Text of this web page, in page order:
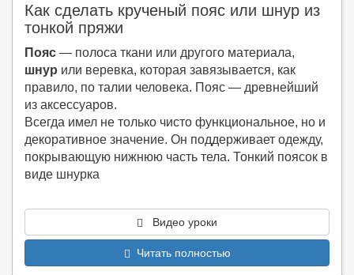
Как сделать крученый пояс или шнур из
тонкой пряжи
Пояс — полоса ткани или другого материала,
шнур или веревка, которая завязывается, как
правило, по талии человека. Пояс — древнейший
из аксессуаров.
Всегда имел не только чисто функциональное, но и
декоративное значение. Он поддерживает одежду,
покрывающую нижнюю часть тела. Тонкий поясок в
виде шнурка
Видео уроки
Читать полностью